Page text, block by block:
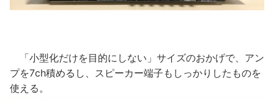
「小型化だけを目的にしない」サイズのおかげで、アン
プを7ch積めるし、スピーカー端子もしっかりしたものを
使える。